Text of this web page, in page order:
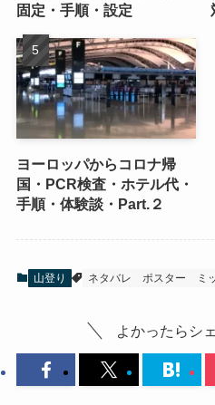
固定・手順・設定
ヨーロッパからコロナ帰
国・PCR検査・ホテル代・
手順・体験談・Part.２
山登り ネタバレ ポスター ミ
よかったらシ